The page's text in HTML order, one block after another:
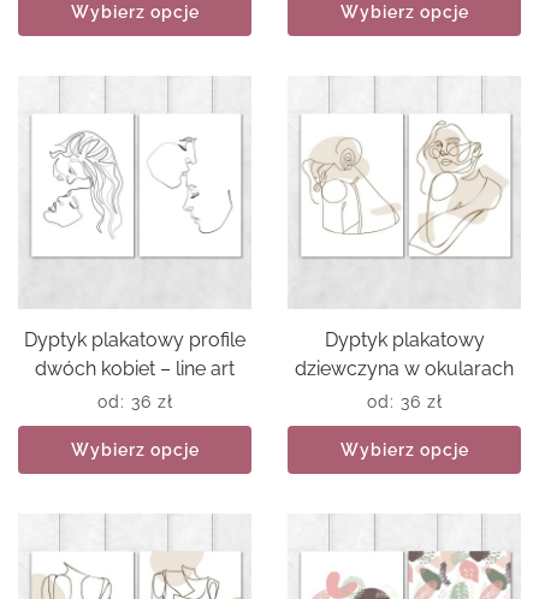
Wybierz opcje Wybierz opcje
Dyptyk plakatowy profile
dwóch kobiet – line art
od: 36 zł
Wybierz opcje
Dyptyk plakatowy
dziewczyna w okularach
od: 36 zł
Wybierz opcje